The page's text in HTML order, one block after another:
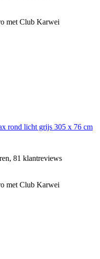
met Club Karwei
rond licht grijs 305 x 76 cm
81 klantreviews
met Club Karwei